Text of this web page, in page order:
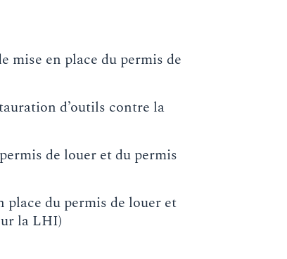
mise en place du permis de
d’outils contre la
de louer et du permis
place du permis de louer et
la LHI)